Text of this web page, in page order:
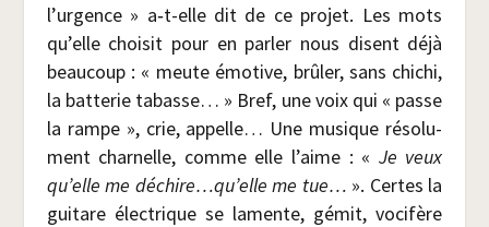
l’urgence » a‑t-elle dit de ce pro­jet. Les mots
qu’elle choi­sit pour en par­ler nous disent déjà
beau­coup : « meute émo­tive, brû­ler, sans chi­chi,
la bat­te­rie tabasse… » Bref, une voix qui « passe
la rampe », crie, appelle… Une musique réso­lu­
ment char­nelle, comme elle l’aime : « Je veux
qu’elle me déchire…qu’elle me tue… ». Certes la
gui­tare élec­trique se lamente, gémit, voci­fère